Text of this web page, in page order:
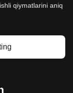
qiymatlarini aniq